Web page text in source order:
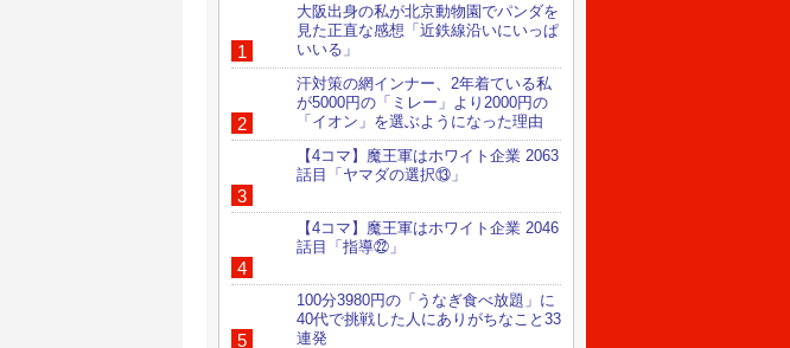
大阪出身の私が北京動物園でパンダを
見た正直な感想「近鉄線沿いにいっぱ
いいる」
汗対策の網インナー、2年着ている私
が5000円の「ミレー」より2000円の
「イオン」を選ぶようになった理由
【4コマ】魔王軍はホワイト企業 2063
話目「ヤマダの選択⑬」
【4コマ】魔王軍はホワイト企業 2046
話目「指導㉒」
100分3980円の「うなぎ食べ放題」に
40代で挑戦した人にありがちなこと33
連発